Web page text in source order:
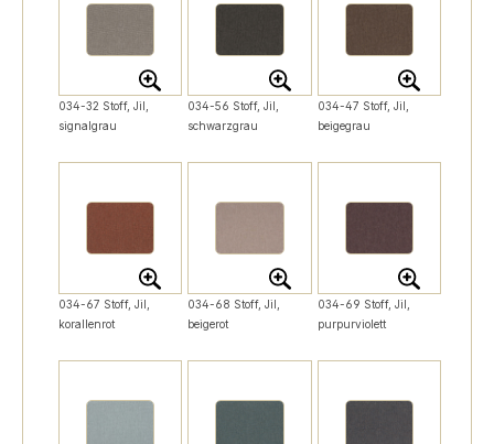
034-32 Stoff, Jil,
signalgrau
034-56 Stoff, Jil,
schwarzgrau
034-47 Stoff, Jil,
beigegrau
034-67 Stoff, Jil,
korallenrot
034-68 Stoff, Jil,
beigerot
034-69 Stoff, Jil,
purpurviolett